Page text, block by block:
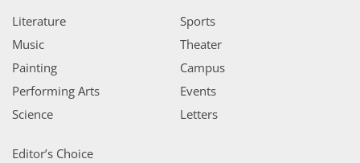
Literature
Music
Painting
Performing Arts
Science
Sports
Theater
Campus
Events
Letters
Editor’s Choice